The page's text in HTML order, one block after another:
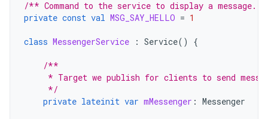
/** Command to the service to display a message.
private const val MSG_SAY_HELLO = 1
class MessengerService : Service() {
/**
* Target we publish for clients to send
     */
private lateinit var mMessenger : Messenger